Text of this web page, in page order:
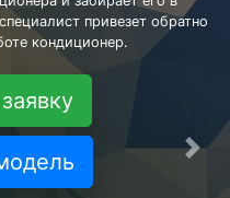
привезет обратно
кондиционер.